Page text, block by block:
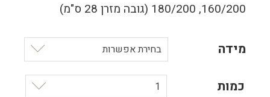
160/200, 180/200 (גובה מזרן 28 ס"מ)
מידה בחירת אפשרות
כמות 1